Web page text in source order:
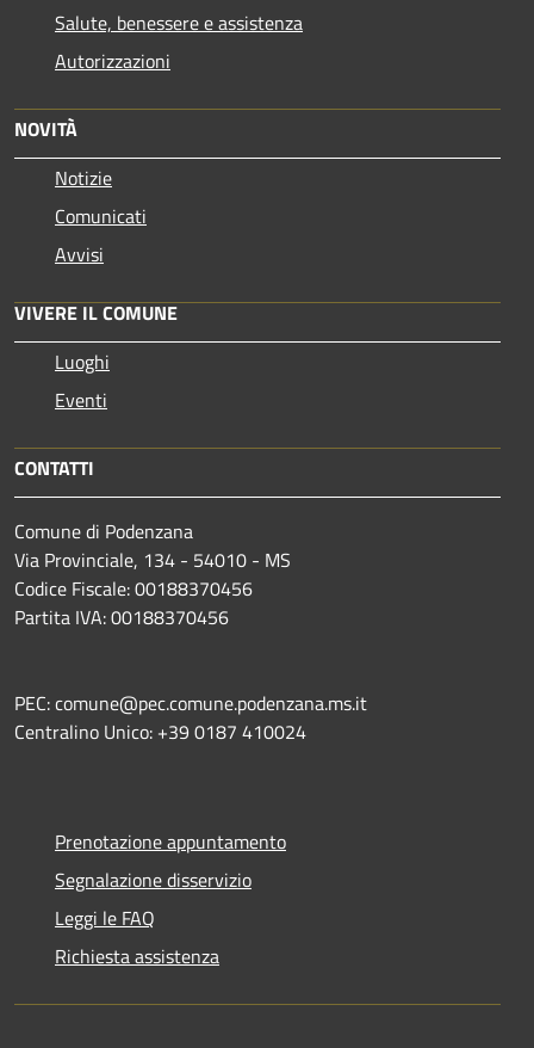
Salute, benessere e assistenza
Autorizzazioni
NOVITÀ
Notizie
Comunicati
Avvisi
VIVERE IL COMUNE
Luoghi
Eventi
CONTATTI
Comune di Podenzana
Via Provinciale, 134 - 54010 - MS
Codice Fiscale: 00188370456
Partita IVA: 00188370456
PEC: comune@pec.comune.podenzana.ms.it
Centralino Unico: +39 0187 410024
Prenotazione appuntamento
Segnalazione disservizio
Leggi le FAQ
Richiesta assistenza